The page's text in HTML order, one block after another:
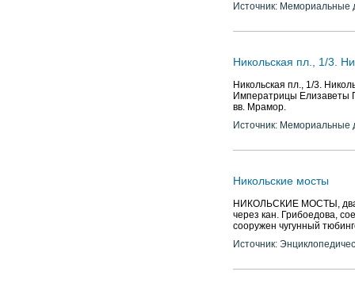
Источник: Мемориальные
Никольская пл., 1/3.
Никольская пл., 1/3.
Императрицы Елизаветы
вв. Мрамор.
Источник: Мемориальные
Никольские мосты
НИКОЛЬСКИЕ МОСТЫ, два
через кан. Грибоедова,
сооружен чугунный
Источник: